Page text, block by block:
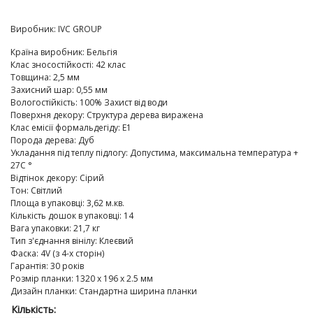
Виробник: IVC GROUP
Країна виробник: Бельгія
Клас зносостійкості: 42 клас
Товщина: 2,5 мм
Захисний шар: 0,55 мм
Вологостійкість: 100% Захист від води
Поверхня декору: Структура дерева виражена
Клас емісії формальдегіду: E1
Порода дерева: Дуб
Укладання під теплу підлогу: Допустима, максимальна температура +
27C °
Відтінок декору: Сірий
Тон: Світлий
Площа в упаковці: 3,62 м.кв.
Кількість дошок в упаковці: 14
Вага упаковки: 21,7 кг
Тип з'єднання вінілу: Клеєвий
Фаска: 4V (з 4-х сторін)
Гарантія: 30 років
Розмір планки: 1320 х 196 х 2.5 мм
Дизайн планки: Стандартна ширина планки
Кількість: